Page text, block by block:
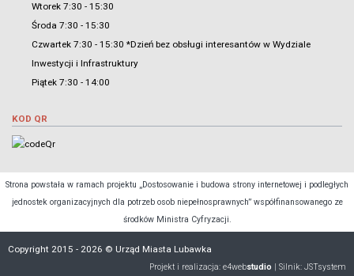
Wtorek 7:30 - 15:30
Środa 7:30 - 15:30
Czwartek 7:30 - 15:30 *Dzień bez obsługi interesantów w Wydziale
Inwestycji i Infrastruktury
Piątek 7:30 - 14:00
KOD QR
Strona powstała w ramach projektu „Dostosowanie i budowa strony internetowej i podległych
jednostek organizacyjnych dla potrzeb osob niepełnosprawnych” współfinansowanego ze
środków Ministra Cyfryzacji.
Copyright 2015 - 2026 © Urząd Miasta Lubawka
Projekt i realizacja: e4webstudio | Silnik: JSTsystem